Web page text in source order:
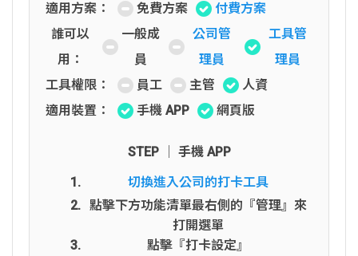
適用方案：
免費方案
付費方案
誰可以
用：
一般成
員
公司管
理員
工具管
理員
工具權限：
員工 主管
人資
適用裝置：
手機 APP 網頁版
STEP │ 手機 APP
切換進入公司的打卡工具
點擊下方功能清單最右側的『管理』來
打開選單
點擊『打卡設定』